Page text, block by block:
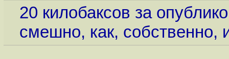
20 килобаксов за
смешно, как, собственно,